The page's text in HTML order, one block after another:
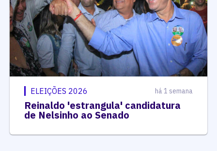
ELEIÇÕES 2026 há 1 semana
Reinaldo 'estrangula' candidatura
de Nelsinho ao Senado